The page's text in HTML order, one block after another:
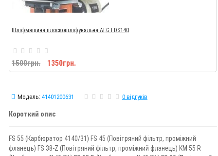
Шліфмашина плоскошліфувальна AEG FDS140
1500грн. 1350грн.
Модель: 41401200631 0 відгуків
Короткий опис
FS 55 (Карбюратор 4140/31) FS 45 (Повітряний фільтр, проміжний
фланець) FS 38-Z (Повітряний фільтр, проміжний фланець) KM 55 R